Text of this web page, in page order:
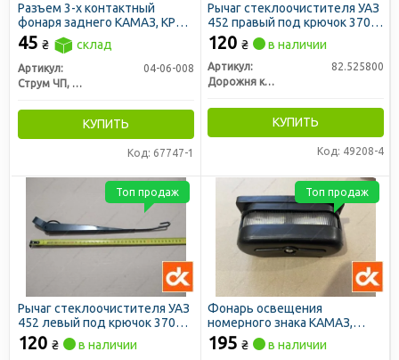
Разъем 3-х контактный
фонаря заднего КАМАЗ, КРАЗ,
ЗИЛ, УАЗ (фишка) (Струм ЧП
Украина)
45 ₴ склад
Артикул:
04-06-008
Струм ЧП, Украина
КУПИТЬ
Код: 67747-1
Рычаг стеклоочистителя УАЗ
452 правый под крючок 370
мм (ДК)
120 ₴ в наличии
Артикул:
82.525800
Дорожня карта
КУПИТЬ
Код: 49208-4
Рычаг стеклоочистителя УАЗ
452 левый под крючок 370
мм (ДК)
120 ₴ в наличии
Топ продаж
Фонарь освещения
номерного знака КАМАЗ,
КрАЗ LED 24В
(светодиодный) (ДК)
195 ₴ в наличии
Топ продаж